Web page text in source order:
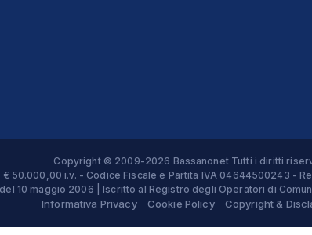
Copyright © 2009-2026 Bassanonet Tutti i diritti
50.000,00 i.v. - Codice Fiscale e Partita IVA 04644500243 -
10 maggio 2006 | Iscritto al Registro degli Operatori di
Informativa Privacy Cookie Policy Copyright &